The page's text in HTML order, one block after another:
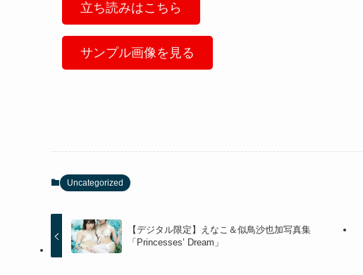
立ち読みはこちら
サンプル画像を見る
Uncategorized
【デジタル限定】えなこ＆似鳥沙也加写真集
「Princesses’ Dream」